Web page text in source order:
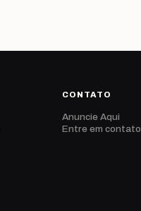
CONTATO
Anuncie Aqui
Entre em contato